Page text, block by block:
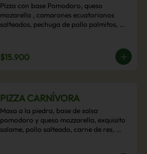
Pizza con base Pomodoro, queso
mozarella , camarones ecuatorianos
salteados, pechuga de pollo palmitos,
$15.900
PIZZA CARNÍVORA
Masa a la piedra, base de salsa
pomodoro y queso mozzarella, exquisito
salame, pollo salteado, carne de res,